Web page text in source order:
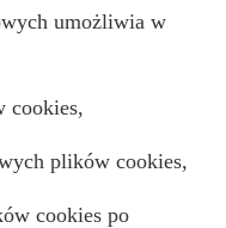
umożliwia w
cookies,
plików cookies,
cookies po